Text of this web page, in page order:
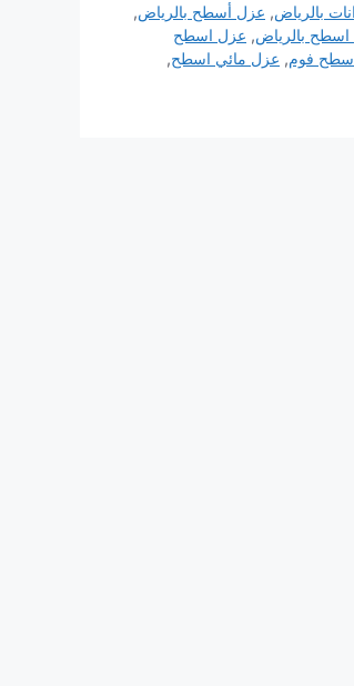
بالرياض, عزل أسطح بالرياض,
بالرياض, عزل اسطح
فوم, عزل مائي اسطح,